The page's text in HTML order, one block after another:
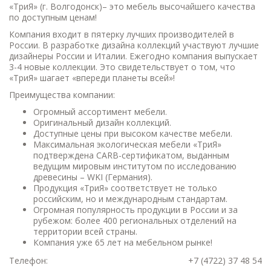
«ТриЯ» (г. Волгодонск)– это мебель высочайшего качества
по доступным ценам!
Компания входит в пятерку лучших производителей в
России. В разработке дизайна коллекций участвуют лучшие
дизайнеры России и Италии. Ежегодно компания выпускает
3-4 новые коллекции. Это свидетельствует о том, что
«ТриЯ» шагает «впереди планеты всей»!
Преимущества компании:
Огромный ассортимент мебели.
Оригинальный дизайн коллекций.
Доступные цены при высоком качестве мебели.
Максимальная экологическая мебели «ТриЯ»
подтверждена CARB-сертификатом, выданным
ведущим мировым институтом по исследованию
древесины – WKI (Германия).
Продукция «ТриЯ» соответствует не только
российским, но и международным стандартам.
Огромная популярность продукции в России и за
рубежом: более 400 региональных отделений на
территории всей страны.
Компания уже 65 лет на мебельном рынке!
Телефон:
+7 (4722) 37 48 54